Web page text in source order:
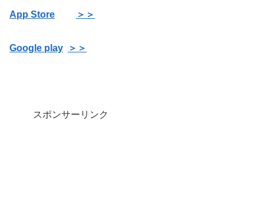
App Store ＞＞
Google play ＞＞
スポンサーリンク